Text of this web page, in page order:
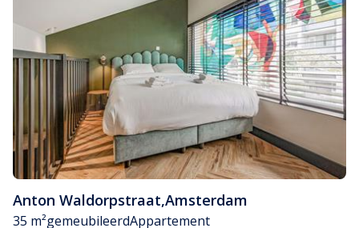
Anton Waldorpstraat,Amsterdam
35 m²gemeubileerdAppartement